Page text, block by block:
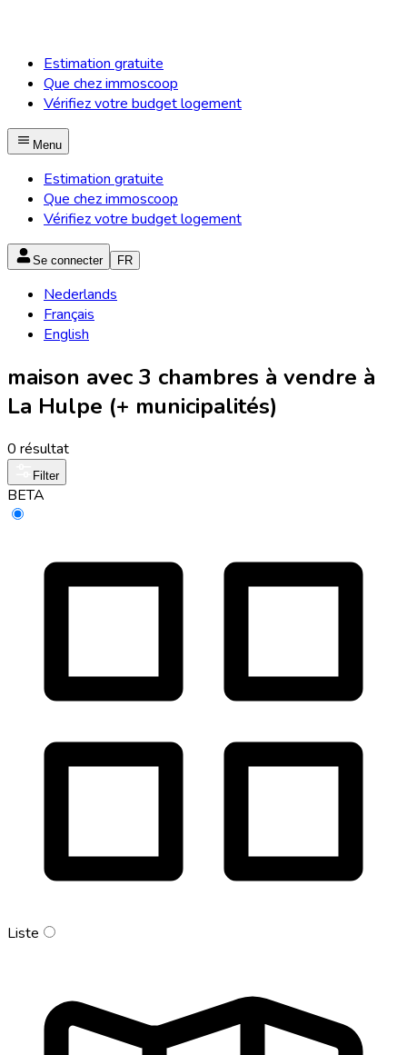
Estimation gratuite
Que chez immoscoop
Vérifiez votre budget logement
Menu
Estimation gratuite
Que chez immoscoop
Vérifiez votre budget logement
Se connecter FR
Nederlands
Français
English
maison avec 3 chambres à vendre à
La Hulpe (+ municipalités)
0 résultat
Filter
BETA
Liste